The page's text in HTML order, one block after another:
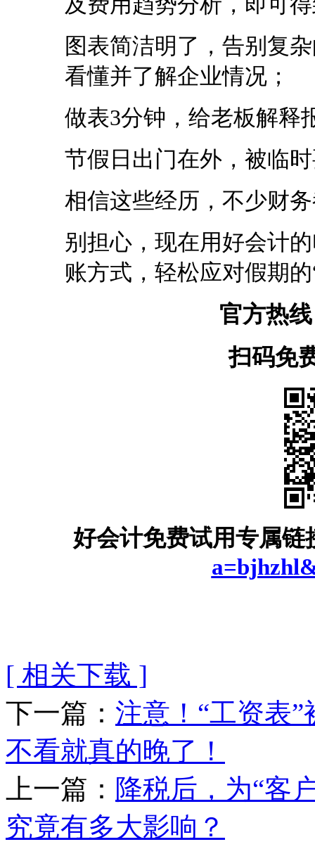
图表简洁明了，告别复
看懂并了解企业情况；
做表3分钟，给老板解释
节假日出门在外，被临
相信这些经历，不少财
别担心，现在用好会计
账方式，轻松应对假期
官方热
扫码免
好会计免费试用专属链
[ 相关下载 ]
下一篇： 注意！“工资表
不看就真的晚了！
上一篇： 降税后，为“客
究竟有多大影响？